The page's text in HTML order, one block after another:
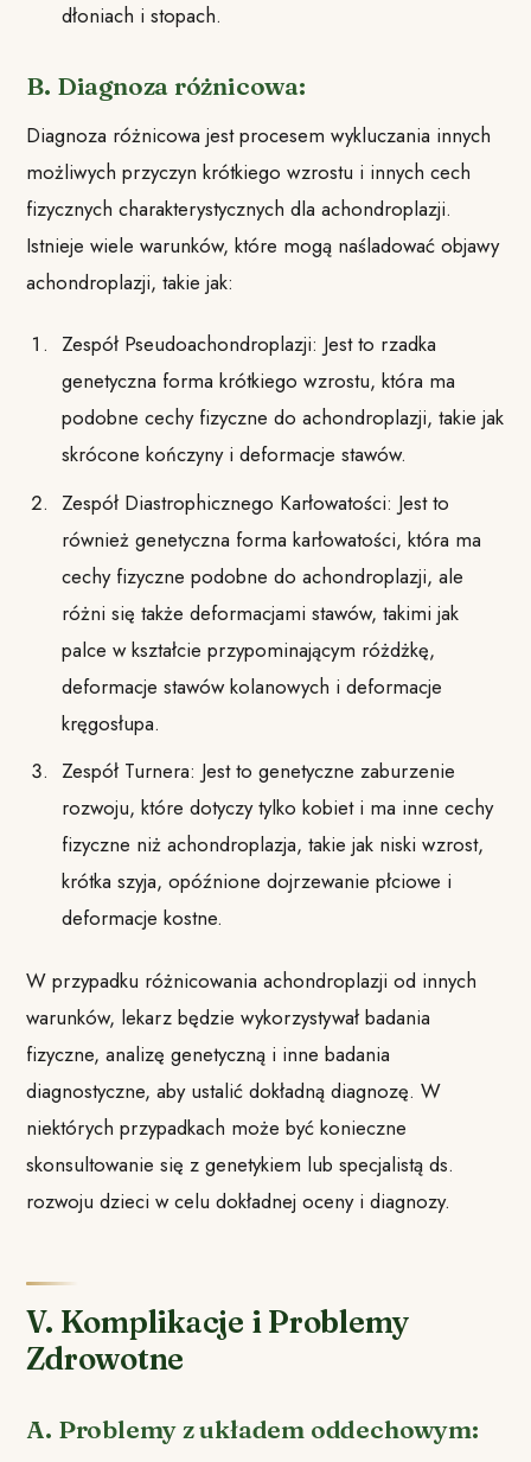
dłoniach i stopach.
B. Diagnoza różnicowa:
Diagnoza różnicowa jest procesem wykluczania innych
możliwych przyczyn krótkiego wzrostu i innych cech
fizycznych charakterystycznych dla achondroplazji.
Istnieje wiele warunków, które mogą naśladować objawy
achondroplazji, takie jak:
Zespół Pseudoachondroplazji: Jest to rzadka
genetyczna forma krótkiego wzrostu, która ma
podobne cechy fizyczne do achondroplazji, takie jak
skrócone kończyny i deformacje stawów.
Zespół Diastrophicznego Karłowatości: Jest to
również genetyczna forma karłowatości, która ma
cechy fizyczne podobne do achondroplazji, ale
różni się także deformacjami stawów, takimi jak
palce w kształcie przypominającym różdżkę,
deformacje stawów kolanowych i deformacje
kręgosłupa.
Zespół Turnera: Jest to genetyczne zaburzenie
rozwoju, które dotyczy tylko kobiet i ma inne cechy
fizyczne niż achondroplazja, takie jak niski wzrost,
krótka szyja, opóźnione dojrzewanie płciowe i
deformacje kostne.
W przypadku różnicowania achondroplazji od innych
warunków, lekarz będzie wykorzystywał badania
fizyczne, analizę genetyczną i inne badania
diagnostyczne, aby ustalić dokładną diagnozę. W
niektórych przypadkach może być konieczne
skonsultowanie się z genetykiem lub specjalistą ds.
rozwoju dzieci w celu dokładnej oceny i diagnozy.
V. Komplikacje i Problemy
Zdrowotne
A. Problemy z układem oddechowym: